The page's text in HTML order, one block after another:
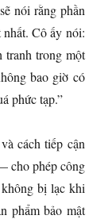
nói rằng phần
nhất. Cô ấy nói:
tranh trong một
bao giờ có
phức tạp.”
cách tiếp cận
cho phép công
bị lạc khi
phẩm bảo mật